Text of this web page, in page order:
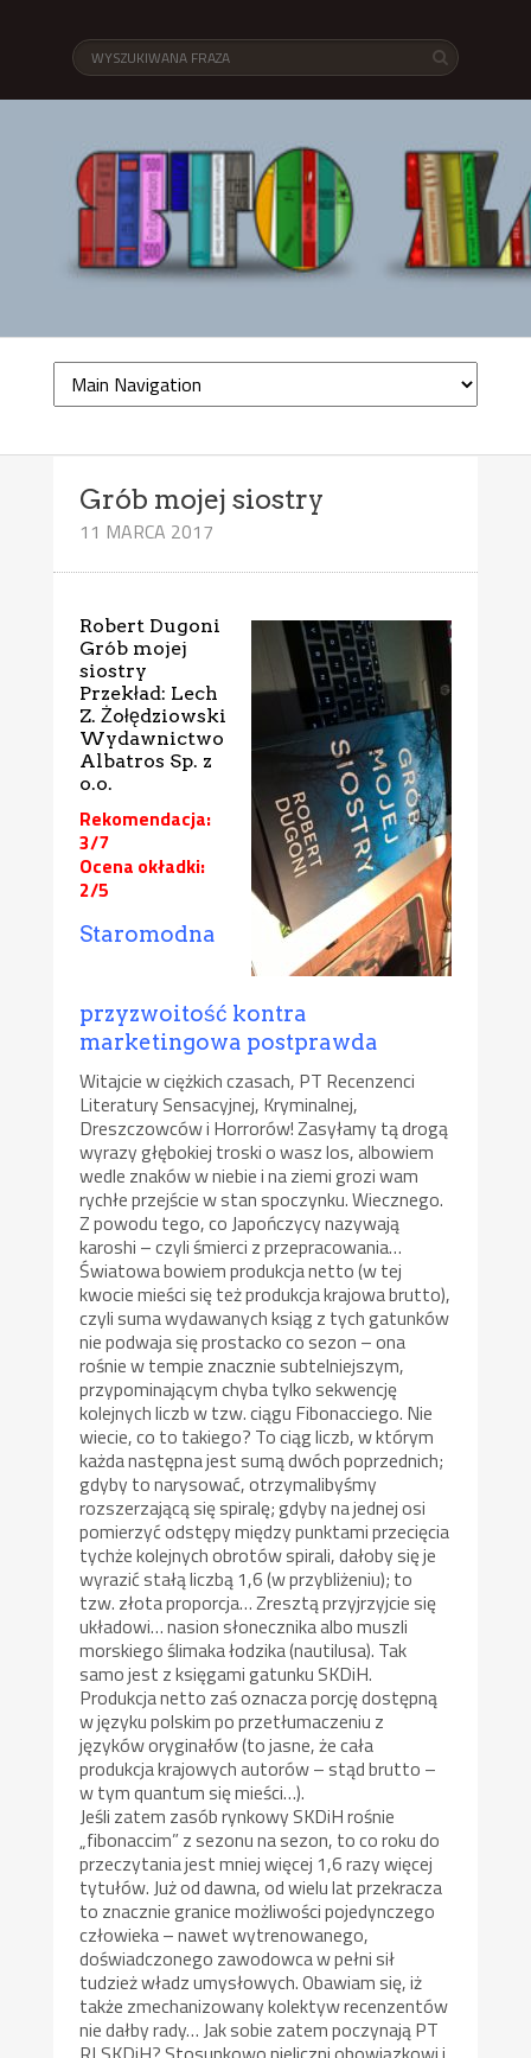
Grób mojej siostry
11 MARCA 2017
Robert Dugoni
Grób mojej
siostry
Przekład: Lech
Z. Żołędziowski
Wydawnictwo
Albatros Sp. z
o.o.
Rekomendacja:
3/7
Ocena okładki:
2/5
Staromodna
przyzwoitość kontra
marketingowa postprawda
Witajcie w ciężkich czasach, PT Recenzenci
Literatury Sensacyjnej, Kryminalnej,
Dreszczowców i Horrorów! Zasyłamy tą drogą
wyrazy głębokiej troski o wasz los, albowiem
wedle znaków w niebie i na ziemi grozi wam
rychłe przejście w stan spoczynku. Wiecznego.
Z powodu tego, co Japończycy nazywają
karoshi – czyli śmierci z przepracowania…
Światowa bowiem produkcja netto (w tej
kwocie mieści się też produkcja krajowa brutto),
czyli suma wydawanych ksiąg z tych gatunków
nie podwaja się prostacko co sezon – ona
rośnie w tempie znacznie subtelniejszym,
przypominającym chyba tylko sekwencję
kolejnych liczb w tzw. ciągu Fibonacciego. Nie
wiecie, co to takiego? To ciąg liczb, w którym
każda następna jest sumą dwóch poprzednich;
gdyby to narysować, otrzymalibyśmy
rozszerzającą się spiralę; gdyby na jednej osi
pomierzyć odstępy między punktami przecięcia
tychże kolejnych obrotów spirali, dałoby się je
wyrazić stałą liczbą 1,6 (w przybliżeniu); to
tzw. złota proporcja… Zresztą przyjrzyjcie się
układowi… nasion słonecznika albo muszli
morskiego ślimaka łodzika (nautilusa). Tak
samo jest z księgami gatunku SKDiH.
Produkcja netto zaś oznacza porcję dostępną
w języku polskim po przetłumaczeniu z
języków oryginałów (to jasne, że cała
produkcja krajowych autorów – stąd brutto –
w tym quantum się mieści…).
Jeśli zatem zasób rynkowy SKDiH rośnie
„fibonaccim” z sezonu na sezon, to co roku do
przeczytania jest mniej więcej 1,6 razy więcej
tytułów. Już od dawna, od wielu lat przekracza
to znacznie granice możliwości pojedynczego
człowieka – nawet wytrenowanego,
doświadczonego zawodowca w pełni sił
tudzież władz umysłowych. Obawiam się, iż
także zmechanizowany kolektyw recenzentów
nie dałby rady… Jak sobie zatem poczynają PT